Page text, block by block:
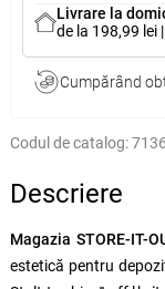
Livrare la
de la 198,99 lei |
Cumpărând
Codul de catalog:
Descriere
Magazia STORE-IT-
estetică pentru